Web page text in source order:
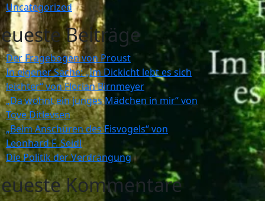
Uncategorized
Beiträge
Der Fragebogen von Proust
In eigener Sache: „Im Dickicht lebt es sich
leichter“ von Florian Birnmeyer
„Da wohnt ein junges Mädchen in mir“ von
Tove Ditlevsen
„Beim Anschüren des Eisvogels“ von
Leonhard F. Seidl
Die Politik der Verdrängung
Kommentare